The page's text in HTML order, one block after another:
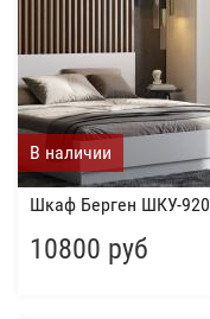
В наличии
Шкаф Берген ШКУ-920
10800 руб